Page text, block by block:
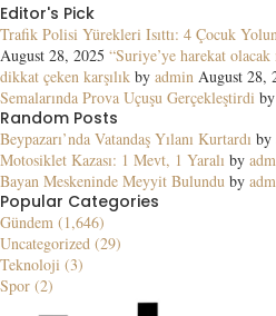
Editor's Pick
Trafik Polisi Yürekleri Isıttı: 4 Çocuk
August 28, 2025 “Suriye’ye harekat olacak
dikkat çeken karşılık by admin August 28,
Semalarında Prova Uçuşu Gerçekleştirdi by
Random Posts
Beypazarı’nda Vatandaş Yılanı Kurtardı by
Motosiklet Kazası: 1 Mevt, 1 Yaralı by
Bayan Meskeninde Meyyit Bulundu by
Popular Categories
Gündem (1,646)
Uncategorized (29)
Teknoloji (3)
Spor (2)